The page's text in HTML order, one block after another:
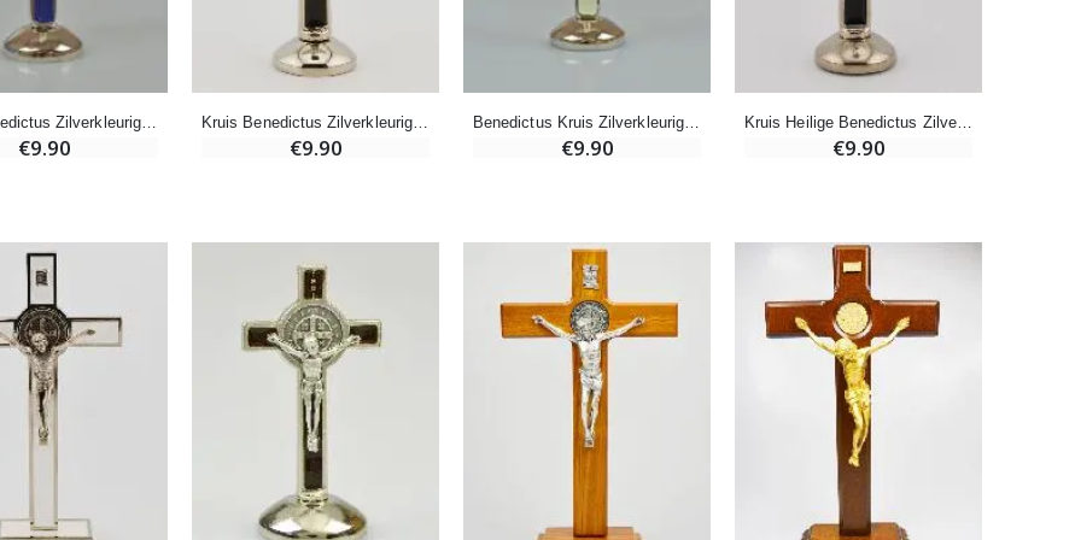
€7.90
-25%
€90.00
€9.90
€12.90
€2.50
€5.00
-25%
Kruis Benedictus Zilverkleurig op Voet - Blauw
€9.90
Kruis Benedictus Zilverkleurig op Voet - Bruin
€9.90
Benedictus Kruis Zilverkleurig op Voet - Lichtgevend
€9.90
Kruis Heilige Benedictus Zilverkleurig op Voet - Zwart
€9.90